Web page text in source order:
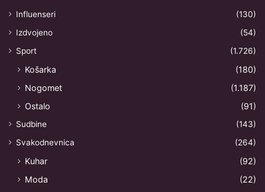
Influenseri
(130)
Izdvojeno
(54)
Sport
(1.726)
Košarka
(180)
Nogomet
(1.187)
Ostalo
(91)
Sudbine
(143)
Svakodnevnica
(264)
Kuhar
(92)
Moda
(22)